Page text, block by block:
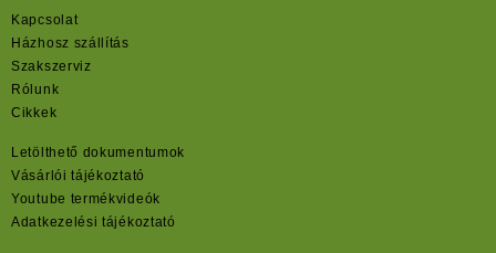
Kapcsolat
Házhosz szállítás
Szakszerviz
Rólunk
Cikkek
Letölthető dokumentumok
Vásárlói tájékoztató
Youtube termékvideók
Adatkezelési tájékoztató